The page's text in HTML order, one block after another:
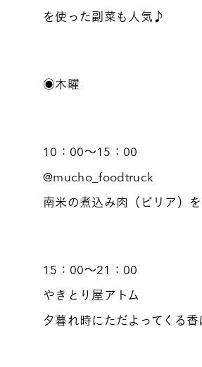
を使った副菜も人気♪
◉木曜
10：00～15：00
@mucho_foodtruck
南米の煮込み肉（ビリア）
15：00～21：00
やきとり屋アトム
夕暮れ時にただよってくる